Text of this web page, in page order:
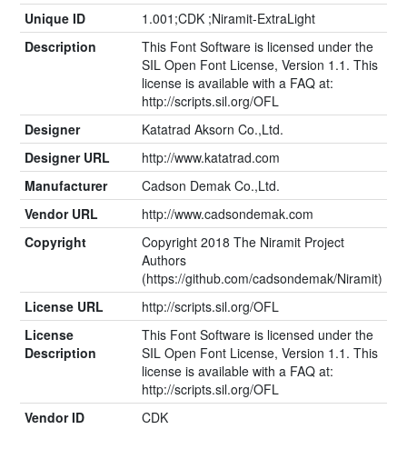
Unique ID
1.001;CDK ;Niramit-ExtraLight
Description
This Font Software is licensed under the
SIL Open Font License, Version 1.1. This
license is available with a FAQ at:
http://scripts.sil.org/OFL
Designer
Katatrad Aksorn Co.,Ltd.
Designer URL
http://www.katatrad.com
Manufacturer
Cadson Demak Co.,Ltd.
Vendor URL
http://www.cadsondemak.com
Copyright
Copyright 2018 The Niramit Project
Authors
(https://github.com/cadsondemak/Niramit)
License URL
http://scripts.sil.org/OFL
License
Description
This Font Software is licensed under the
SIL Open Font License, Version 1.1. This
license is available with a FAQ at:
http://scripts.sil.org/OFL
Vendor ID
CDK